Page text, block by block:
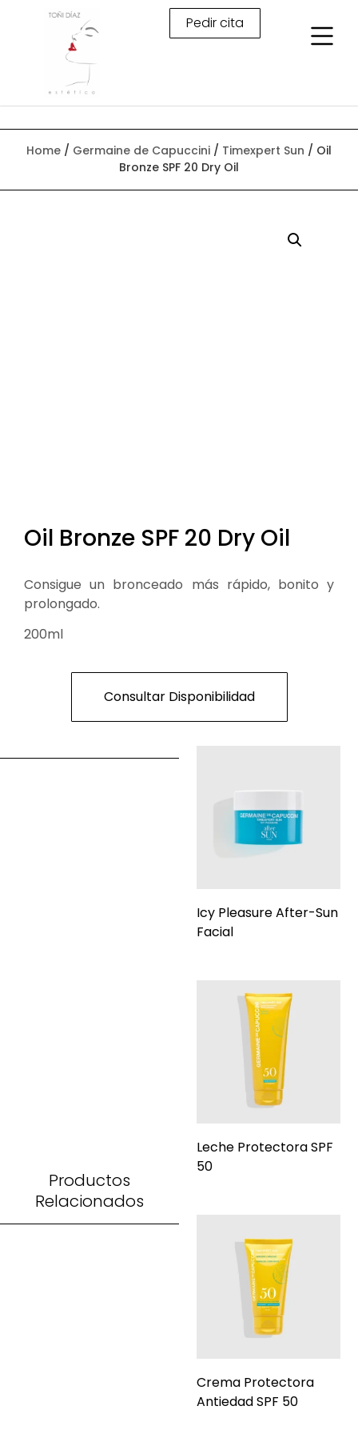
Pedir cita
Home / Germaine de Capuccini / Timexpert Sun / Oil
Bronze SPF 20 Dry Oil
Oil Bronze SPF 20 Dry Oil
Consigue un bronceado más rápido, bonito y
prolongado.
200ml
Consultar Disponibilidad
Productos
Relacionados
Icy Pleasure After-Sun
Facial
Leche Protectora SPF
50
Crema Protectora
Antiedad SPF 50